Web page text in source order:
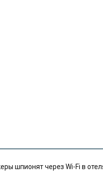
шпионят через Wi-Fi в